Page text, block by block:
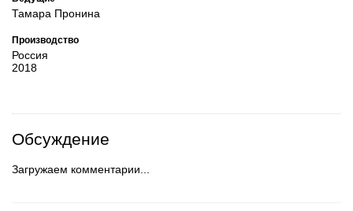
Тамара Пронина
Производство
Россия
2018
Обсуждение
Загружаем комментарии...